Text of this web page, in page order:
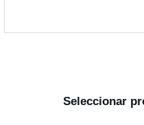
Seleccionar